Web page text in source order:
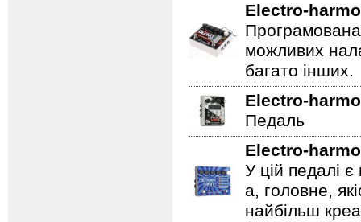
Electro-
можливих
багато інших.
Electro-
Педаль
Electro-
У цій педалі
а, головне,
найбільш